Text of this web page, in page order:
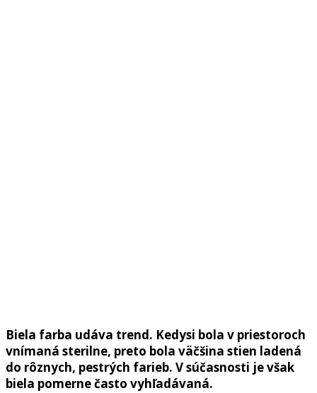
Biela farba udáva trend. Kedysi bola v priestoroch
vnímaná sterilne, preto bola väčšina stien ladená
do rôznych, pestrých farieb. V súčasnosti je však
biela pomerne často vyhľadávaná.